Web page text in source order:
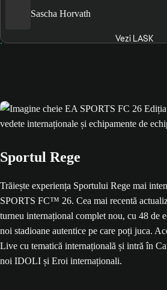
Sascha Horvath
Vezi LASK
Sportul Rege
Trăiește experiența Sportului Rege mai
SPORTS FC™ 26. Cea mai recentă
turneu internațional complet nou, cu 48 de
noi stadioane autentice pe care poți juca.
Live cu tematică internațională și intră în
noi IDOLI și Eroi internaționali.